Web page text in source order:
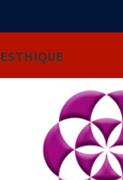
ESTHIQUE